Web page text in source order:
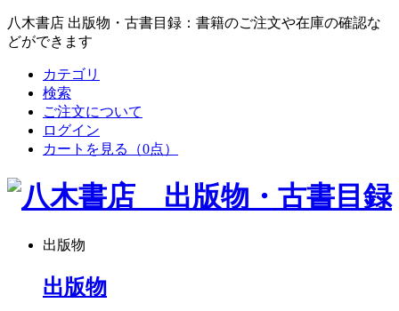
八木書店 出版物・古書目録：書籍のご注文や在庫の確認な
どができます
カテゴリ
検索
ご注文について
ログイン
カートを見る
（0点）
出版物
出版物